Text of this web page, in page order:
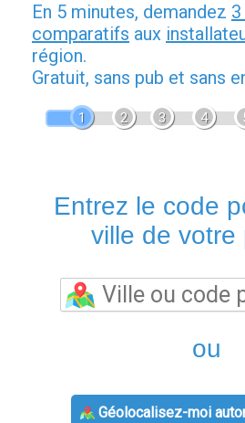
En 5 minutes, demandez
comparatifs aux
région.
Gratuit, sans pub et sans
1 2 3 4
Entrez le code
ville de votre
ou
Géolocalisez-moi